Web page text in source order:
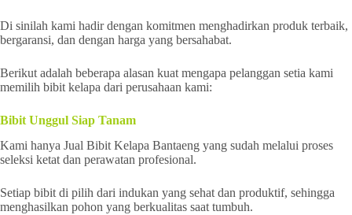
Di sinilah kami hadir dengan komitmen menghadirkan produk terbaik,
bergaransi, dan dengan harga yang bersahabat.
Berikut adalah beberapa alasan kuat mengapa pelanggan setia kami
memilih bibit kelapa dari perusahaan kami:
Bibit Unggul Siap Tanam
Kami hanya Jual Bibit Kelapa Bantaeng yang sudah melalui proses
seleksi ketat dan perawatan profesional.
Setiap bibit di pilih dari indukan yang sehat dan produktif, sehingga
menghasilkan pohon yang berkualitas saat tumbuh.